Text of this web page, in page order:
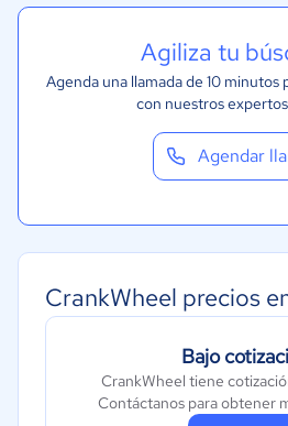
Agiliza tu
Agenda una llamada de 10 minutos
con nuestros
Agendar
CrankWheel precios
Bajo
CrankWheel tiene
Contáctanos para obtener